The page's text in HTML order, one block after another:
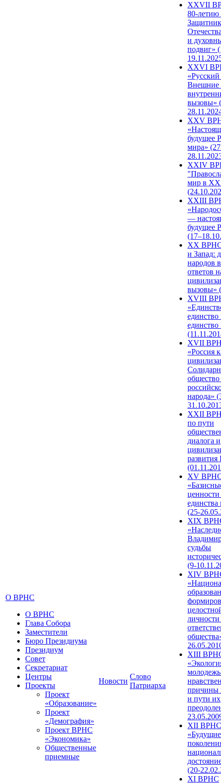
О ВРНС
О ВРНС
Глава Собора
Заместители
Бюро Президиума
Президиум
Совет
Секретариат
Центры
Проекты
Проект
«Образование»
Проект
«Демография»
Проект ВРНС
«Экономика»
Общественные
приемные
Новости
Слово
Патриарха
ХХVII
80-
и
подвиг»
XXVI
Внешние
вызовы»
XXV
будущее
мира»
XXIV
мир в
XXIII
—
будущее
XX ВРНС
и Запад:
народов
ответов
вызовы»
XVIII
единство
единство
XVII
«Россия
народа»
XXII
по пути
диалога и
развития
XV
единства
(25-
XIX
судьбы
(9-
XIV
XIII
причины
и пути их
XII ВРНС
«Будущие
(20-
XI ВРНС